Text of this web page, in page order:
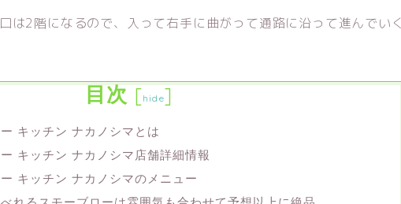
は2階になるので、入って右手に曲がって通路に沿って進んでいく
目次 [hide]
キッチン ナカノシマとは
キッチン ナカノシマ店舗詳細情報
キッチン ナカノシマのメニュー